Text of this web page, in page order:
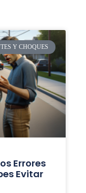
Y CHOQUES
Errores
Evitar